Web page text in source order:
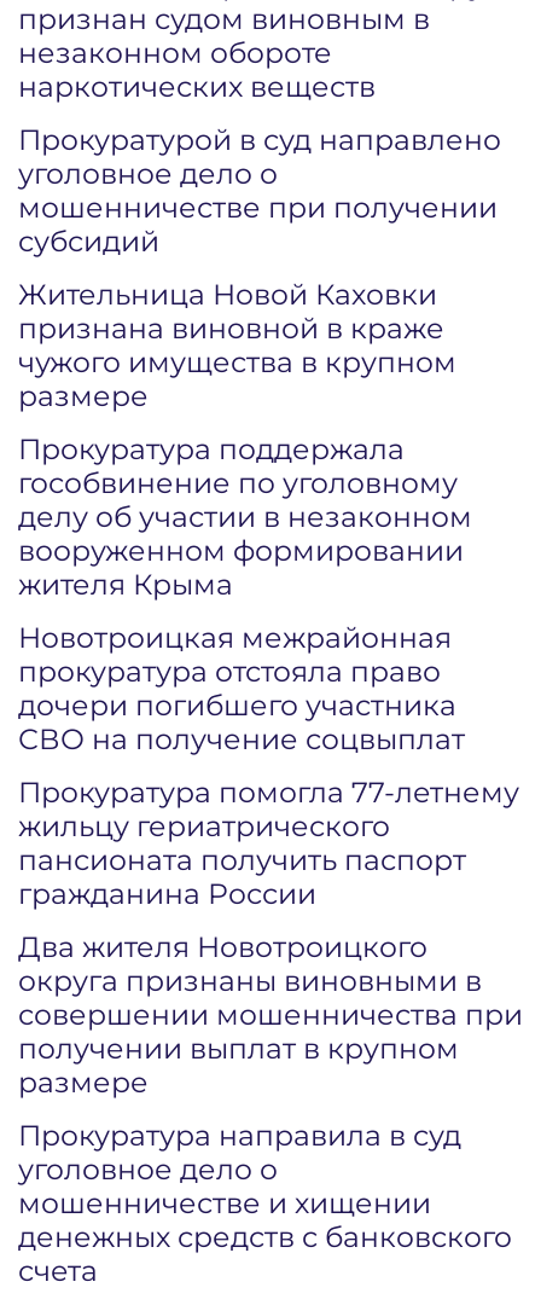
признан судом виновным в
незаконном обороте
наркотических веществ
Прокуратурой в суд направлено
уголовное дело о
мошенничестве при получении
субсидий
Жительница Новой Каховки
признана виновной в краже
чужого имущества в крупном
размере
Прокуратура поддержала
гособвинение по уголовному
делу об участии в незаконном
вооруженном формировании
жителя Крыма
Новотроицкая межрайонная
прокуратура отстояла право
дочери погибшего участника
СВО на получение соцвыплат
Прокуратура помогла 77-летнему
жильцу гериатрического
пансионата получить паспорт
гражданина России
Два жителя Новотроицкого
округа признаны виновными в
совершении мошенничества при
получении выплат в крупном
размере
Прокуратура направила в суд
уголовное дело о
мошенничестве и хищении
денежных средств с банковского
счета